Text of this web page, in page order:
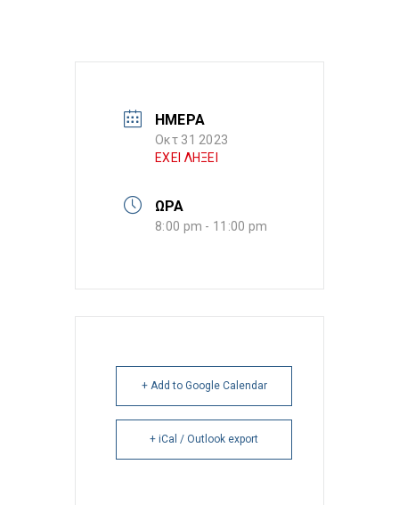
ΗΜΕΡΑ
Οκτ 31 2023
ΕΧΕΙ ΛΗΞΕΙ
ΩΡΑ
8:00 pm - 11:00 pm
+ Add to Google Calendar
+ iCal / Outlook export